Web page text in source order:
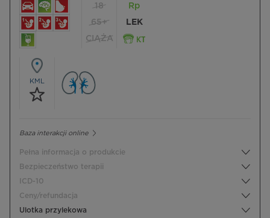
18
65+
CIĄŻA
Rp
LEK
KML
Baza interakcji online
Pełna informacja o produkcie
Bezpieczeństwo terapii
ICD-10
Ceny/refundacja
Ulotka przylekowa